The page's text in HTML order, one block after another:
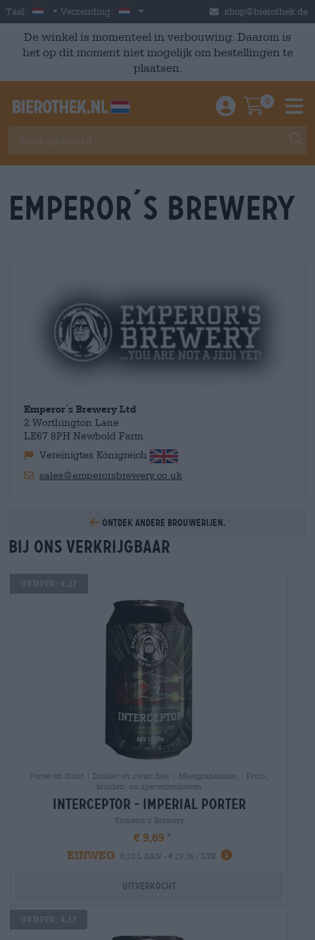
Skip to main content
Taal: Dutch
Verzending: Nederland shop@bierothek.de
De winkel is momenteel in verbouwing. Daarom is
het op dit moment niet mogelijk om bestellingen te
plaatsen.
Einloggen /
0
Emperor´s Brewery
Emperor´s Brewery Ltd
2 Worthington Lane
LE67 8PH Newbold Farm
Vereinigtes Königreich
sales@emperorsbrewery.co.uk
Ontdek andere brouwerijen.
Bij ons verkrijgbaar
Untappd: 4,27
Porter en Stout | Donker en zwart bier | Meergranenbier | Fruit-,
kruiden- en specerijenbieren
interceptor - imperial porter
Emperor´s Brewery
€ 9,69
EINWEG
0,33 L KAN - € 29,36 / LTR
Uitverkocht
Untappd: 4,17